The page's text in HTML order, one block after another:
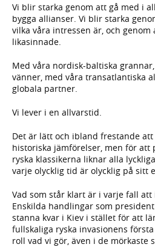
Vi blir starka genom att gå med i
bygga allianser. Vi blir starka
vilka våra intressen är, och
likasinnade.
Med våra nordisk-baltiska
vänner, med våra transatlantiska
globala partner.
Vi lever i en allvarstid.
Det är lätt och ibland frestande
historiska jämförelser, men för att
ryska klassikerna liknar alla
varje olycklig tid är olycklig på sitt
Vad som står klart är i varje fall att
Enskilda handlingar som
stanna kvar i Kiev i stället för att
fullskaliga ryska invasionens
roll vad vi gör, även i de mörkaste